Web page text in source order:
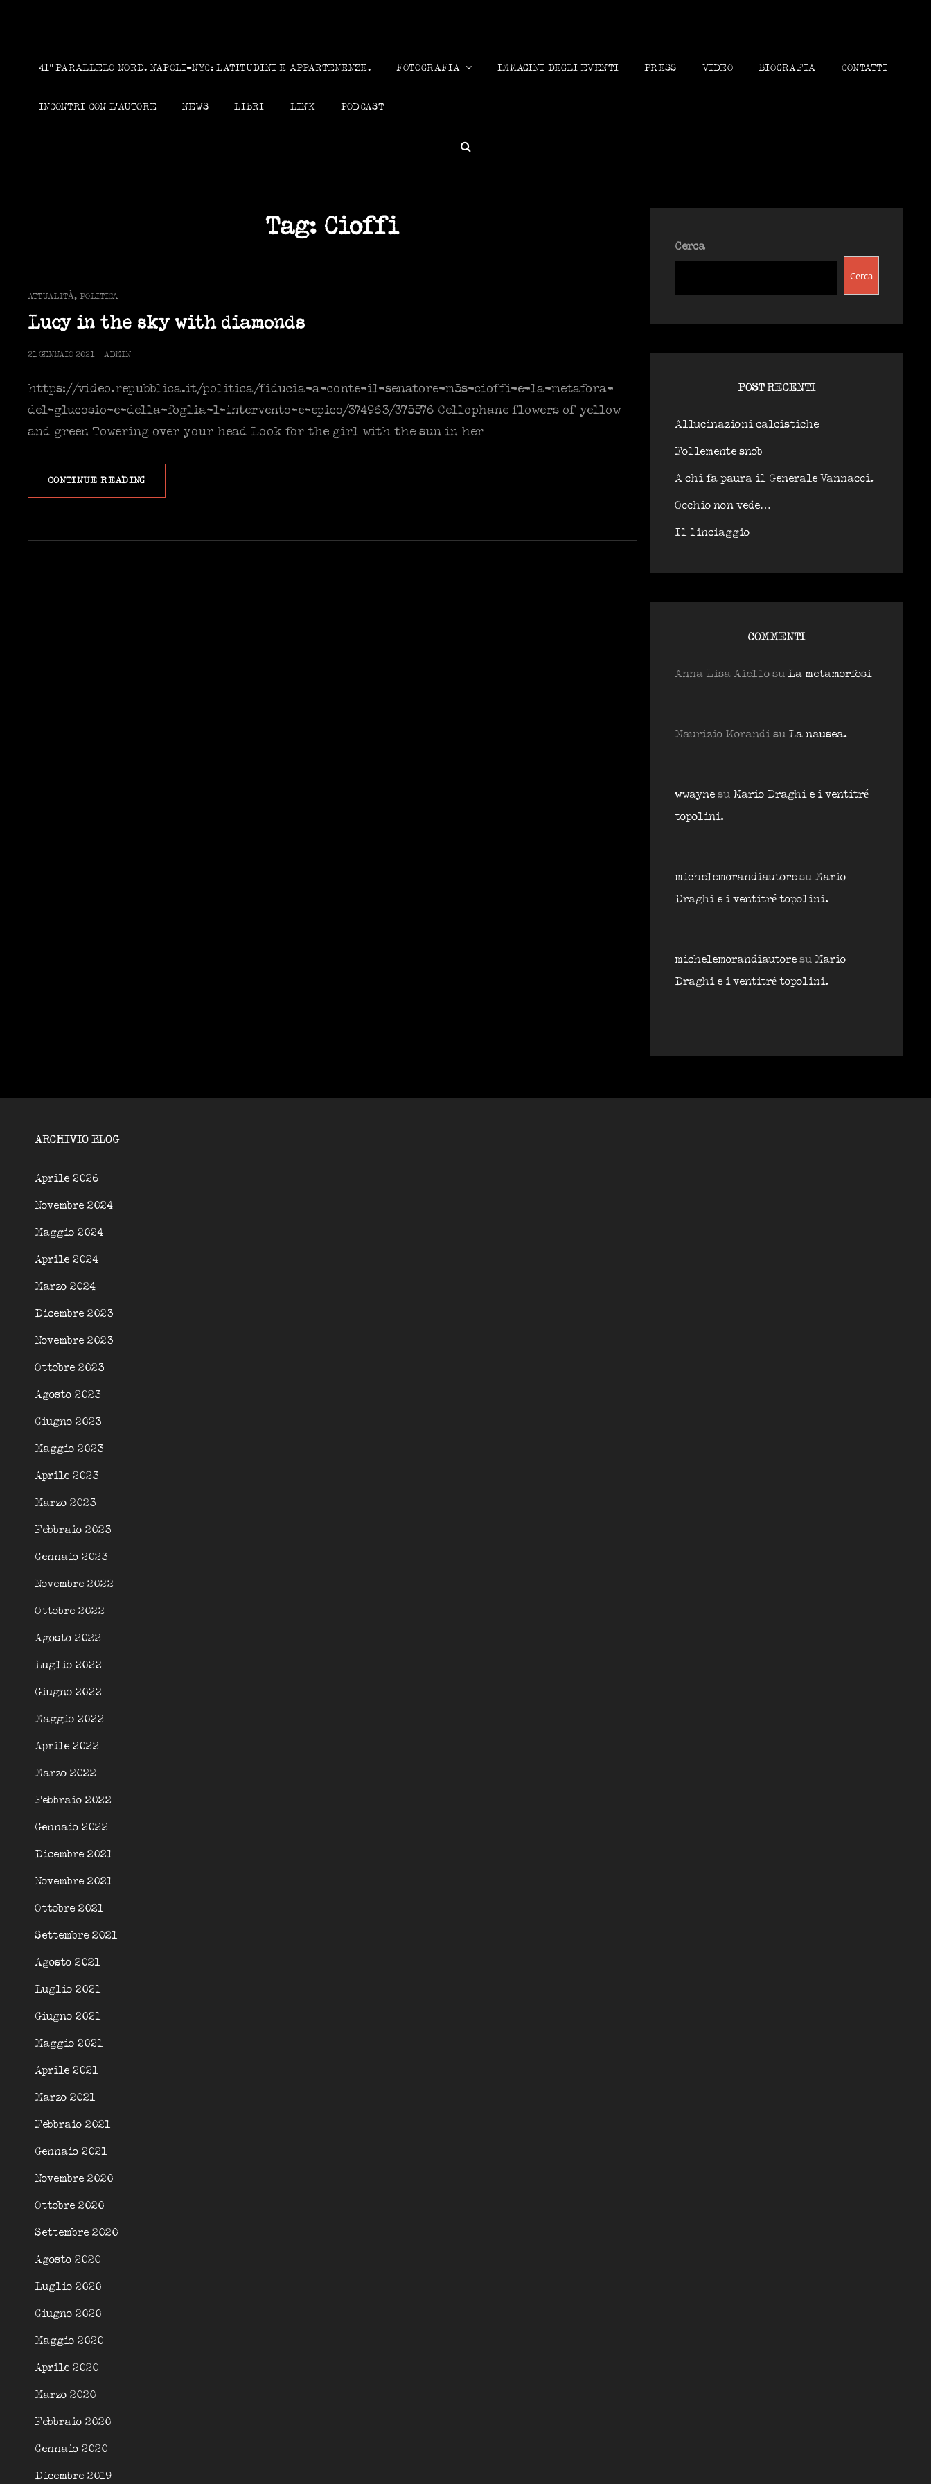
41º PARALLELO NORD. NAPOLI-NYC: LATITUDINI E APPARTENENZE. FOTOGRAFIA IMMAGINI DEGLI EVENTI PRESS VIDEO BIOGRAFIA CONTATTI
INCONTRI CON L’AUTORE NEWS LIBRI LINK PODCAST
SEARCH
Tag: Cioffi
CAT
LINKS
ATTUALITÀ, POLITICA
Lucy in the sky with diamonds
POSTED
21 GENNAIO 2021 ADMIN
https://video.repubblica.it/politica/fiducia-a-conte-il-senatore-m5s-cioffi-e-la-metafora-
del-glucosio-e-della-foglia-l-intervento-e-epico/374963/375576 Cellophane flowers of yellow
and green Towering over your head Look for the girl with the sun in her
CONTINUE READINGLUCY
IN
WITH
Cerca
Cerca
POST RECENTI
Allucinazioni calcistiche
Follemente snob
A chi fa paura il Generale Vannacci.
Occhio non vede…
Il linciaggio
COMMENTI
Anna Lisa Aiellosu La metamorfosi
Maurizio Morandisu La nausea.
wwaynesu Mario Draghi e i ventitré
topolini.
michelemorandiautoresu Mario
Draghi e i ventitré topolini.
michelemorandiautoresu Mario
Draghi e i ventitré topolini.
ARCHIVIO BLOG
Aprile 2026
Novembre 2024
Maggio 2024
Aprile 2024
Marzo 2024
Dicembre 2023
Novembre 2023
Ottobre 2023
Agosto 2023
Giugno 2023
Maggio 2023
Aprile 2023
Marzo 2023
Febbraio 2023
Gennaio 2023
Novembre 2022
Ottobre 2022
Agosto 2022
Luglio 2022
Giugno 2022
Maggio 2022
Aprile 2022
Marzo 2022
Febbraio 2022
Gennaio 2022
Dicembre 2021
Novembre 2021
Ottobre 2021
Settembre 2021
Agosto 2021
Luglio 2021
Giugno 2021
Maggio 2021
Aprile 2021
Marzo 2021
Febbraio 2021
Gennaio 2021
Novembre 2020
Ottobre 2020
Settembre 2020
Agosto 2020
Luglio 2020
Giugno 2020
Maggio 2020
Aprile 2020
Marzo 2020
Febbraio 2020
Gennaio 2020
Dicembre 2019